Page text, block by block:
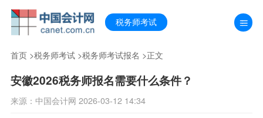
税务师考试
首页>税务师考试>税务师考试报名 >正文
安徽2026税务师报名需要什么条件？
来源：中国会计网 2026-03-12 14:34